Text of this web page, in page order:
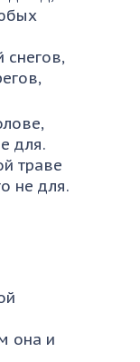
снегов,
для.
траве
не для.
она и